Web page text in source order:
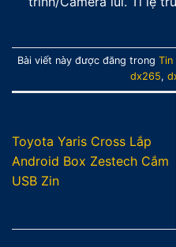
Bài viết này được đăng trong Tin
dx265,
Toyota Yaris Cross Lắp
Android Box Zestech Cắm
USB Zin